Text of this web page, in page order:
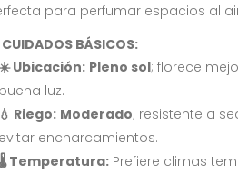
para perfumar espacios al
CUIDADOS BÁSICOS:
☀️ Ubicación: Pleno sol; florece
buena luz.
💧 Riego: Moderado; resistente a
evitar encharcamientos.
🌡️ Temperatura:Prefiere climas